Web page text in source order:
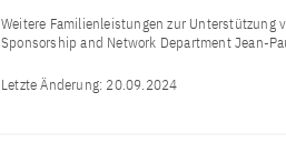
Weitere Familienleistungen zur Unterstützung
Sponsorship and Network Department Jean-
Letzte Änderung: 20.09.2024